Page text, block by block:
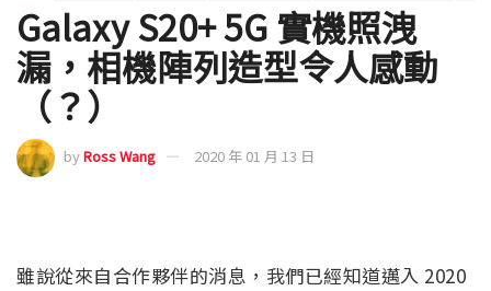
Galaxy S20+ 5G 實機照洩
漏，相機陣列造型令人感動
（？）
byRoss Wang 2020 年 01 月 13 日
雖說從來自合作夥伴的消息，我們已經知道邁入 2020